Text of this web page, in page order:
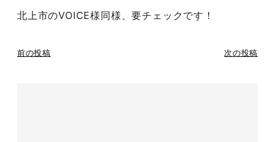
北上市のVOICE様同様、要チェックです！
前の投稿 次の投稿